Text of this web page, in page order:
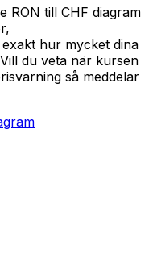
RON till CHF diagram
hur mycket dina
du veta när kursen
så meddelar